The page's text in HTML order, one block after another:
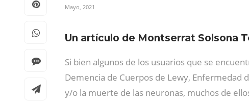
Mayo, 2021
Un artículo de Montserrat Solsona
Si bien algunos de los usuarios que se
Demencia de Cuerpos de Lewy,
y/o la muerte de las neuronas, muchos de